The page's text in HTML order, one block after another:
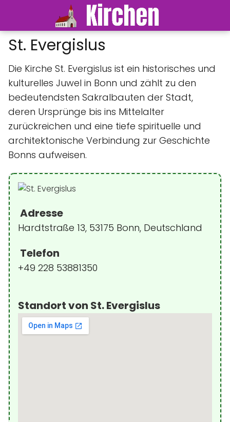
St. Evergislus
Die Kirche St. Evergislus ist ein historisches und
kulturelles Juwel in Bonn und zählt zu den
bedeutendsten Sakralbauten der Stadt,
deren Ursprünge bis ins Mittelalter
zurückreichen und eine tiefe spirituelle und
architektonische Verbindung zur Geschichte
Bonns aufweisen.
Adresse
Hardtstraße 13, 53175 Bonn, Deutschland
Telefon
+49 228 53881350
Standort von St. Evergislus